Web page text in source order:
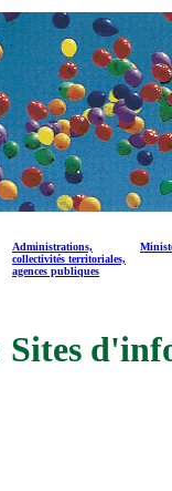
Administrations,
collectivités territoriales,
agences publiques
Sites